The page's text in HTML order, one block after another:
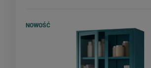
NOWOŚĆ